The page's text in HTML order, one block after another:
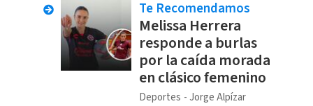
Te Recomendamos
Melissa Herrera
responde a burlas
por la caída morada
en clásico femenino
Deportes Jorge Alpízar